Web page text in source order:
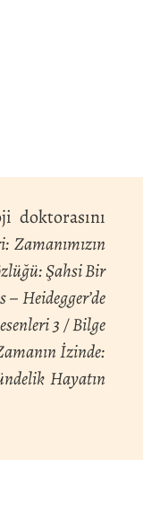
doktorasını
Zamanımızın
Şahsi Bir
Heidegger’de
3 / Bilge
İzinde:
Hayatın